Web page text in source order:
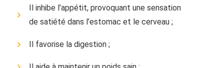
Il inhibe l’appétit, provoquant une sensation
de satiété dans l’estomac et le cerveau ;
Il favorise la digestion ;